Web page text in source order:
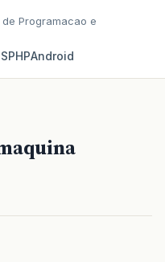
Programacao e
PHPAndroid